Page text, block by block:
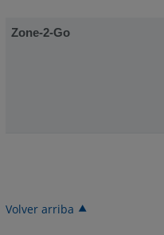
Zone-2-Go
Volver arriba